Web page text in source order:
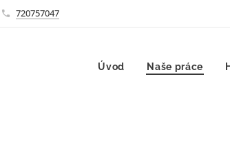
720757047
Úvod Naše práce